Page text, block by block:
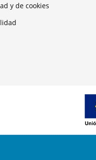
y de cookies